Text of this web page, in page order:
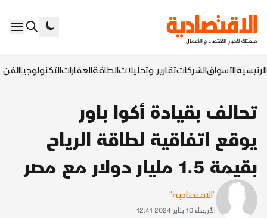
الرئيسيةالأسواقالشركاتتقارير وتحليلاتالطاقةالعقاراتالتكنولوجياالفن
تحالف بقيادة أكوا باور
يوقع اتفاقية لطاقة الرياح
بقيمة 1.5 مليار دولار مع مصر
"الاقتصادية"
الأربعاء 10 يناير 2024 12:41